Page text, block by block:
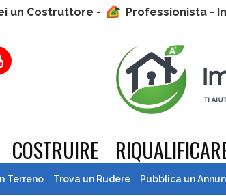
un Costruttore - Professionista -
COSTRUIRE
Terreno Trova un Rudere Pubblica un